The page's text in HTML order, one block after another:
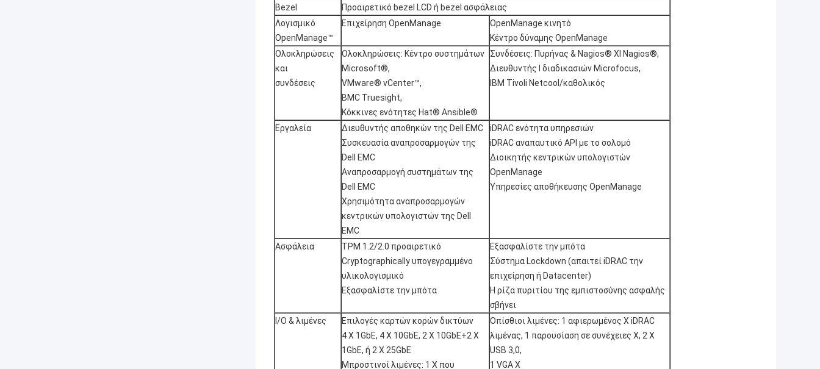
Bezel
Προαιρετικό bezel LCD ή bezel ασφάλειας
Λογισμικό
OpenManage™
Επιχείρηση OpenManage
OpenManage κινητό
Κέντρο δύναμης OpenManage
Ολοκληρώσεις
και
συνδέσεις
Ολοκληρώσεις: Κέντρο συστημάτων
Microsoft®,
VMware® vCenter™,
BMC Truesight,
Κόκκινες ενότητες Hat® Ansible®
Συνδέσεις: Πυρήνας & Nagios® ΧΙ Nagios®,
Διευθυντής Ι διαδικασιών Microfocus,
IBM Tivoli Netcool/καθολικός
Εργαλεία
Διευθυντής αποθηκών της Dell EMC
Συσκευασία αναπροσαρμογών της
Dell EMC
Αναπροσαρμογή συστημάτων της
Dell EMC
Χρησιμότητα αναπροσαρμογών
κεντρικών υπολογιστών της Dell
EMC
iDRAC ενότητα υπηρεσιών
iDRAC αναπαυτικό API με το σολομό
Διοικητής κεντρικών υπολογιστών
OpenManage
Υπηρεσίες αποθήκευσης OpenManage
Ασφάλεια
TPM 1.2/2.0 προαιρετικό
Cryptographically υπογεγραμμένο
υλικολογισμικό
Εξασφαλίστε την μπότα
Εξασφαλίστε την μπότα
Σύστημα Lockdown (απαιτεί iDRAC την
επιχείρηση ή Datacenter)
Η ρίζα πυριτίου της εμπιστοσύνης ασφαλής
σβήνει
I/O & λιμένες
Επιλογές καρτών κορών δικτύων
4 Χ 1GbE, 4 Χ 10GbE, 2 Χ 10GbE+2 Χ
1GbE, ή 2 Χ 25GbE
Μπροστινοί λιμένες: 1 Χ που
Οπίσθιοι λιμένες: 1 αφιερωμένος Χ iDRAC
λιμένας, 1 παρουσίαση σε συνέχειες Χ, 2 Χ
USB 3,0,
1 VGA Χ